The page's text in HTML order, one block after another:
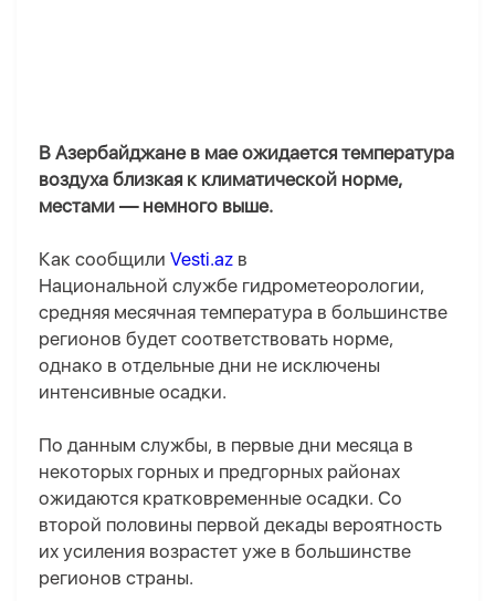
В Азербайджане в мае ожидается температура
воздуха близкая к климатической норме,
местами — немного выше.
Как сообщили Vesti.az в
Национальной службе гидрометеорологии,
средняя месячная температура в большинстве
регионов будет соответствовать норме,
однако в отдельные дни не исключены
интенсивные осадки.
По данным службы, в первые дни месяца в
некоторых горных и предгорных районах
ожидаются кратковременные осадки. Со
второй половины первой декады вероятность
их усиления возрастет уже в большинстве
регионов страны.